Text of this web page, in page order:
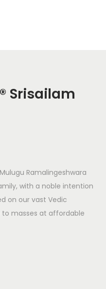
® Srisailam
Ramalingeshwara
with a noble intention
on our vast Vedic
to masses at affordable